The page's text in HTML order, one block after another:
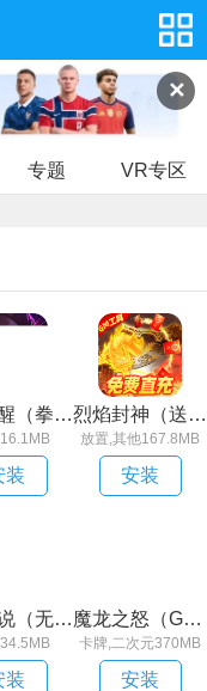
✕
专题 VR专区
拳魂觉醒（拳皇正版授权）
装
烈焰封神（送黑龙刷充）
放置,其他167.8MB
安装
天缘传说（无限狂刷版）
装
魔龙之怒（GM海克斯科技）
卡牌,二次元370MB
安装